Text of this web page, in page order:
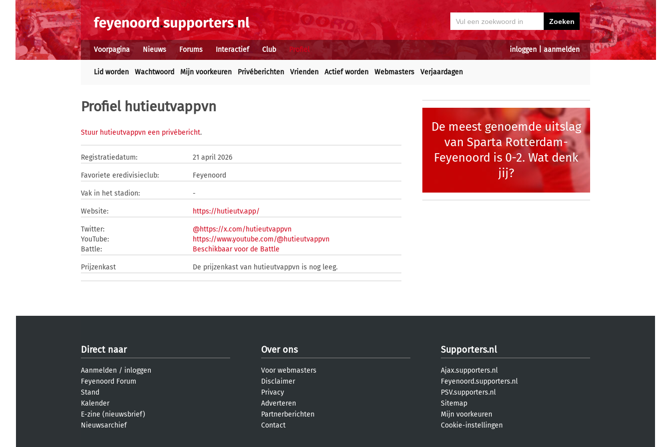
inloggen aanmelden
Voorpagina Nieuws Forums Interactief Club Profiel
Lid worden Wachtwoord Mijn voorkeuren Privéberichten Vrienden Actief worden Webmasters Verjaardagen
Profiel hutieutvappvn
Stuur hutieutvappvn een privébericht.
Registratiedatum: 21 april 2026
Favoriete eredivisieclub: Feyenoord
Vak in het stadion: -
Website: https://hutieutv.app/
Twitter:
@https://x.com/hutieutvappvn
YouTube:
https://www.youtube.com/@hutieutvappvn
Battle:
Beschikbaar voor de Battle
Prijzenkast De prijzenkast van hutieutvappvn is nog leeg.
De meest genoemde uitslag
van Sparta Rotterdam-
Feyenoord is 0-2. Wat denk
jij?
Direct naar
Aanmelden / inloggen
Feyenoord Forum
Stand
Kalender
E-zine (nieuwsbrief)
Nieuwsarchief
Over ons
Voor webmasters
Disclaimer
Privacy
Adverteren
Partnerberichten
Contact
Supporters.nl
Ajax.supporters.nl
Feyenoord.supporters.nl
PSV.supporters.nl
Sitemap
Mijn voorkeuren
Cookie-instellingen